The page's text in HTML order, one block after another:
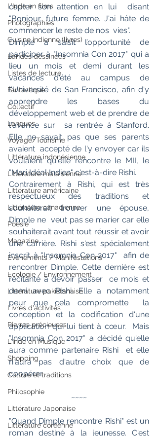
L'Inde en films
Photographies
Cuisine indienne (livres)
Bandes dessinées
Listes de lecture
Fantastique
Collectif
Langues
Voyage/Tourisme
Littérature indonésienne
Littérature malaisienne
Littérature américaine
Littérature canadienne
Poésie
Magazine
Evènements / Manifestations
Ecologie / Environnement
Littérature pakistanaise
Livres d'activités
Pierres précieuses
L'Inde en Musique
Shopping
Culture et traditions
Philosophie
Littérature Japonaise
Littérature coréenne
capter son attention en lui  disant
"Bonjour, future femme. J'ai hâte de
commencer le reste de nos  vies".
Dimple a saisit l’opportunité de
participer à "Insomnia Con 2017" qui a
lieu un mois et demi durant les
vacances d'été au campus de
l'Université de San Francisco, afin d'y
apprendre les bases du
développement web et de prendre de
l'avance sur  sa rentrée à Stanford.
Elle ne savait pas que ses parents
avaient  accepté de l'y envoyer car ils
voulaient qu'elle rencontre le MII, le
"Mari Idéal Indien" c'est-à-dire Rishi.
Contrairement à Rishi, qui est très
respectueux des traditions et
souhaiterait trouver une épouse,
Dimple ne  veut pas se marier car elle
souhaiterait avant tout réussir et avoir
une carrière. Rishi s'est spécialement
inscrit à "Insomnia Con 2017"  afin de
rencontrer Dimple. Cette dernière est
récitante à devoir passer  ce mois et
demi avec Rishi. Elle a notamment
peur que cela compromette  la
conception et la codification d'une
application qui lui tient à cœur.  Mais
"Insomnia Con 2017" a décidé qu'elle
aura comme partenaire Rishi  et elle
n'aura pas d'autre choix que de
coopérer.
~~~~
"Quand Dimple rencontre Rishi" est un
roman destiné à la jeunesse. C'est